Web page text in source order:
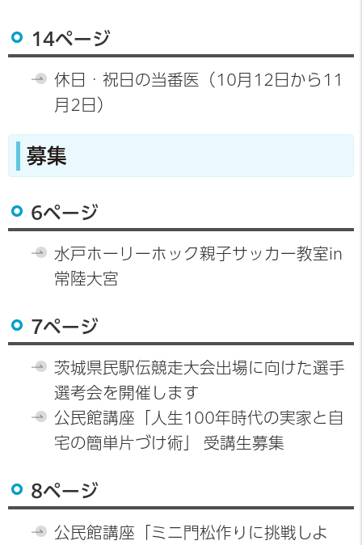
14ページ
休日・祝日の当番医（10月12日から11
月2日）
募集
6ページ
水戸ホーリーホック親子サッカー教室in
常陸大宮
7ページ
茨城県民駅伝競走大会出場に向けた選手
選考会を開催します
公民館講座「人生100年時代の実家と自
宅の簡単片づけ術」 受講生募集
8ページ
公民館講座「ミニ門松作りに挑戦しよ